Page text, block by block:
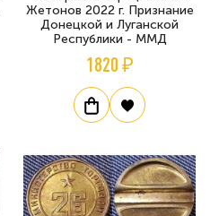
Жетонов 2022 г. Признание
Донецкой и Луганской
Республики - ММД
1820 ₽